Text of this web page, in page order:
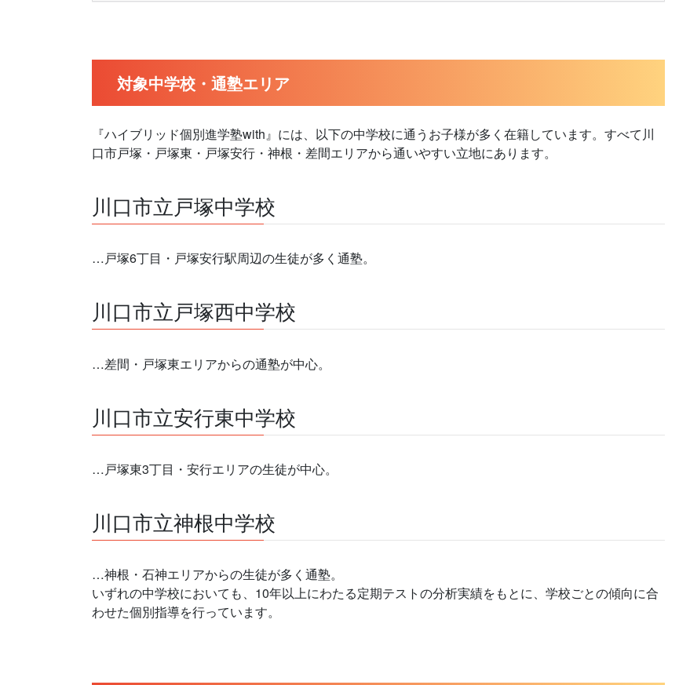
対象中学校・通塾エリア
『ハイブリッド個別進学塾with』には、以下の中学校に通うお子様が多く在籍しています。すべて川
口市戸塚・戸塚東・戸塚安行・神根・差間エリアから通いやすい立地にあります。
川口市立戸塚中学校
…戸塚6丁目・戸塚安行駅周辺の生徒が多く通塾。
川口市立戸塚西中学校
…差間・戸塚東エリアからの通塾が中心。
川口市立安行東中学校
…戸塚東3丁目・安行エリアの生徒が中心。
川口市立神根中学校
…神根・石神エリアからの生徒が多く通塾。
いずれの中学校においても、10年以上にわたる定期テストの分析実績をもとに、学校ごとの傾向に合
わせた個別指導を行っています。